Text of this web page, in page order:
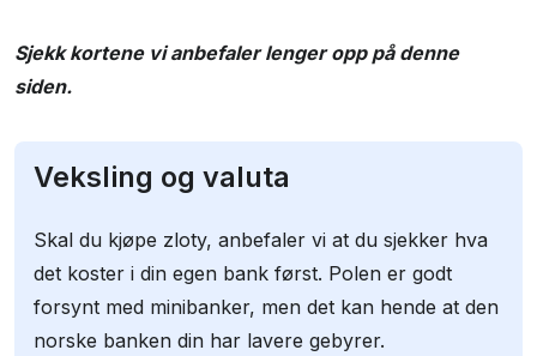
Sjekk kortene vi anbefaler lenger opp på denne
siden.
Veksling og valuta
Skal du kjøpe zloty, anbefaler vi at du sjekker hva
det koster i din egen bank først. Polen er godt
forsynt med minibanker, men det kan hende at den
norske banken din har lavere gebyrer.